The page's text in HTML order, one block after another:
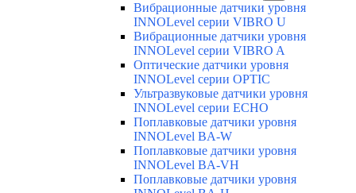
Вибрационные датчики уровня
INNOLevel серии VIBRO U
Вибрационные датчики уровня
INNOLevel серии VIBRO A
Оптические датчики уровня
INNOLevel серии OPTIC
Ультразвуковые датчики уровня
INNOLevel серии ECHO
Поплавковые датчики уровня
INNOLevel BA-W
Поплавковые датчики уровня
INNOLevel BA-VH
Поплавковые датчики уровня